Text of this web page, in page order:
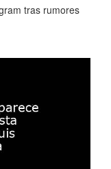
tras rumores